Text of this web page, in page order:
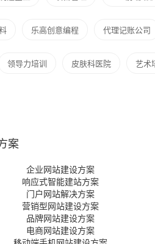
乐高创意编程 代理记账公司
领导力培训 皮肤科医院 艺术
案
企业网站建设方案
响应式智能建站方案
门户网站解决方案
营销型网站建设方案
品牌网站建设方案
电商网站建设方案